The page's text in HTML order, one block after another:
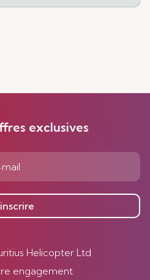
exclusives
Helicopter Ltd
engagement